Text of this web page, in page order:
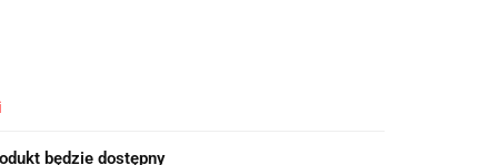
będzie dostępny